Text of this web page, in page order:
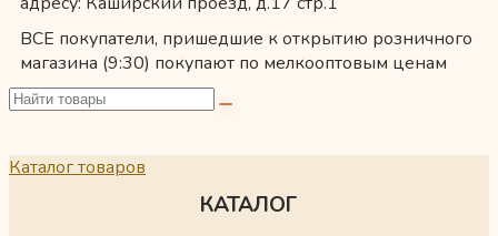
ВСЕ покупатели, пришедшие к открытию розничного
магазина (9:30) покупают по мелкооптовым ценам
Каталог товаров
КАТАЛОГ